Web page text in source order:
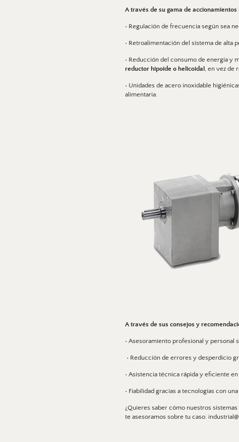
A través de su gama de
• Regulación de frecuencia según sea
• Retroalimentación del sistema de alta
• Reducción del consumo de energía y
reductor hipoide o helicoidal , en vez de
• Unidades de acero inoxidable
alimentaria.
A través de sus consejos y
• Asesoramiento profesional y
• Reducción de errores y desperdicio
• Asistencia técnica rápida y eficiente
• Fiabilidad gracias a tecnologías con
¿Quieres saber cómo nuestros
te asesoramos sobre tu caso: